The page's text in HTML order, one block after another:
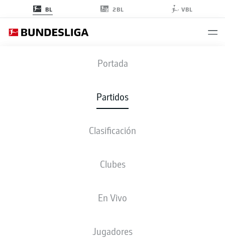
BL 2BL VBL
Portada
Partidos
Clasificación
Clubes
En Vivo
Jugadores
M05 - VFB
1 4
ALINEACIONES ESTADÍSTICAS